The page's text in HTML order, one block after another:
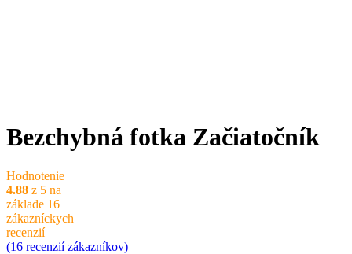
Bezchybná fotka Začiatočník
Hodnotenie
4.88 z 5 na
základe 16
zákazníckych
recenzií
(16 recenzií zákazníkov)